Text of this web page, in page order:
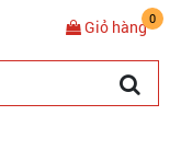
Giỏ hàng0